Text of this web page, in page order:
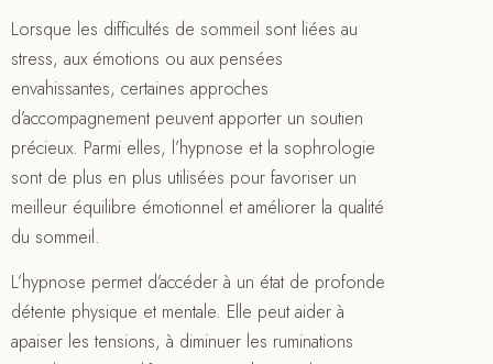
Lorsque les difficultés de sommeil sont liées au
stress, aux émotions ou aux pensées
envahissantes, certaines approches
d’accompagnement peuvent apporter un soutien
précieux. Parmi elles, l’hypnose et la sophrologie
sont de plus en plus utilisées pour favoriser un
meilleur équilibre émotionnel et améliorer la qualité
du sommeil.
L’hypnose permet d’accéder à un état de profonde
détente physique et mentale. Elle peut aider à
apaiser les tensions, à diminuer les ruminations